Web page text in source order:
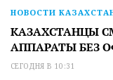
НОВОСТИ
КАЗАХСТАНЦЫ
АППАРАТЫ БЕЗ
СЕГОДНЯ В 10:31